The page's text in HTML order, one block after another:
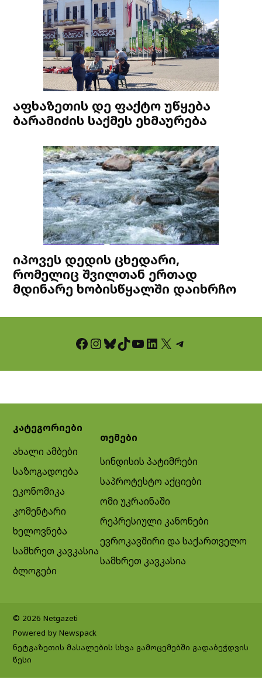
აფხაზეთის დე ფაქტო უწყება
ბარამიძის საქმეს ეხმაურება
იპოვეს დედის ცხედარი,
რომელიც შვილთან ერთად
მდინარე ხობისწყალში დაიხრჩო
Facebook InstagramBluesky TikTok YouTube LinkedIn X Telegram
კატეგორიები
ახალი ამბები
საზოგადოება
ეკონომიკა
კომენტარი
ხელოვნება
სამხრეთ კავკასია
ბლოგები
თემები
სინდისის პატიმრები
საპროტესტო აქციები
ომი უკრაინაში
რეპრესიული კანონები
ევროკავშირი და საქართველო
სამხრეთ კავკასია
© 2026 Netgazeti
Powered by Newspack
ნეტგაზეთის მასალების სხვა გამოცემებში გადაბეჭდვის
წესი